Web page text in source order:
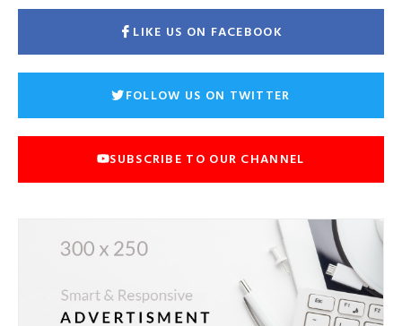
LIKE US ON FACEBOOK
FOLLOW US ON TWITTER
SUBSCRIBE TO OUR CHANNEL